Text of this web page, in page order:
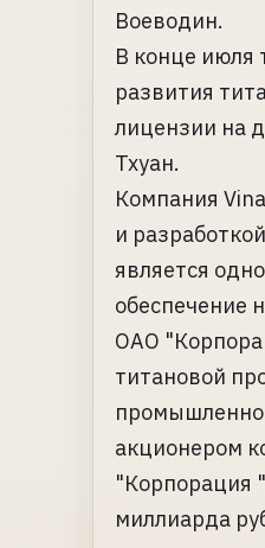
Воеводин.
В конце июля
развития
лицензии на
Тхуан.
Компания
и
является
обеспечение
ОАО
титановой
акционером
"Корпорация
миллиарда